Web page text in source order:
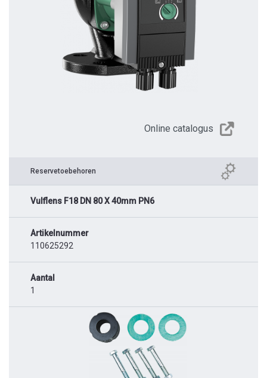
Online catalogus
Reservetoebehoren
Vulflens F18 DN 80 X 40mm PN6
Artikelnummer
110625292
Aantal
1